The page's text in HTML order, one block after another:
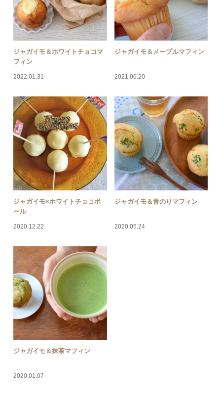
ジャガイモ＆ホワイトチョコマ
フィン
2022.01.31
ジャガイモ＆メープルマフィン
2021.06.20
ジャガイモ×ホワイトチョコボ
ール
2020.12.22
ジャガイモ＆青のりマフィン
2020.05.24
ジャガイモ＆抹茶マフィン
2020.01.07